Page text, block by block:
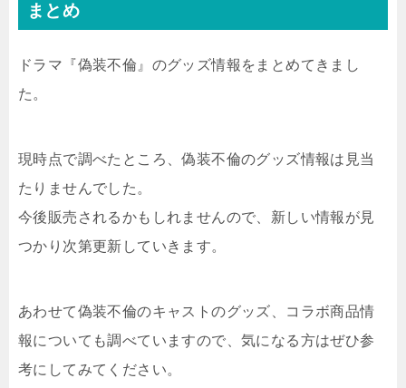
まとめ
ドラマ『偽装不倫』のグッズ情報をまとめてきまし
た。
現時点で調べたところ、偽装不倫のグッズ情報は見当
たりませんでした。
今後販売されるかもしれませんので、新しい情報が見
つかり次第更新していきます。
あわせて偽装不倫のキャストのグッズ、コラボ商品情
報についても調べていますので、気になる方はぜひ参
考にしてみてください。